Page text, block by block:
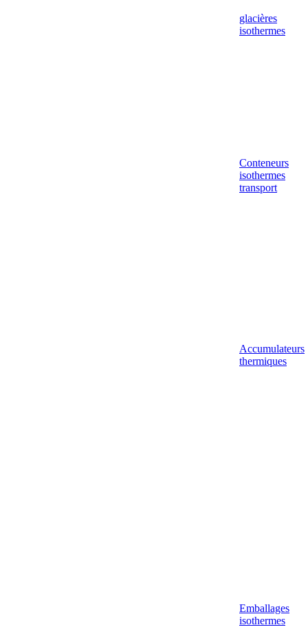
glacières
isothermes
Conteneurs
isothermes
transport
Accumulateurs
thermiques
Emballages
isothermes